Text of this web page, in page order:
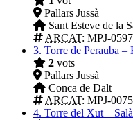
Pallars Jussà
Sant Esteve de la
ARCAT: MPJ-0597
3. Torre de Perauba –
2 vots
Pallars Jussà
Conca de Dalt
ARCAT: MPJ-0075
4. Torre del Xut –